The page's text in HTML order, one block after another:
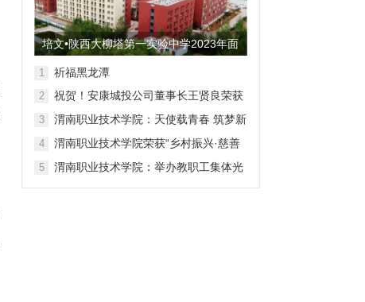
培文•陕西大柳塔第一实验中学2023年面
向全国招聘教师启事
1 祈福黑龙潭
2
祝贺！安康城投公司董事长王贤良荣获
3
渭南职业技术学院：天使载青春 筑梦新
4
渭南职业技术学院荣获“乡村振兴·慈善
5
渭南职业技术学院：举办教职工集体光